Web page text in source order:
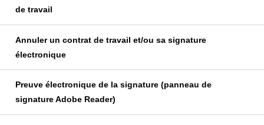
de travail
Annuler un contrat de travail et/ou sa signature
électronique
Preuve électronique de la signature (panneau de
signature Adobe Reader)